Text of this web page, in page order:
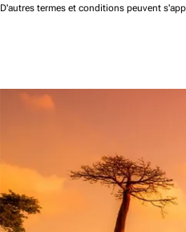
D'autres termes et conditions peuvent